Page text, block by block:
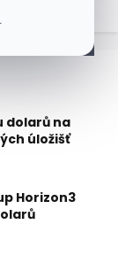
dolarů na
úložišť
Horizon3